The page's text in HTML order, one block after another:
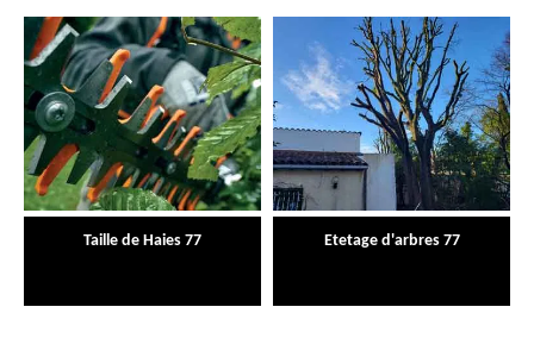
Taille de Haies 77 Etetage d'arbres 77